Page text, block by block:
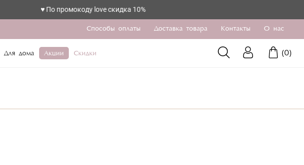
♥️ По промокоду love скидка 10%
Способы оплаты Доставка товара Контакты О нас
Для дома Акции Скидки (0)